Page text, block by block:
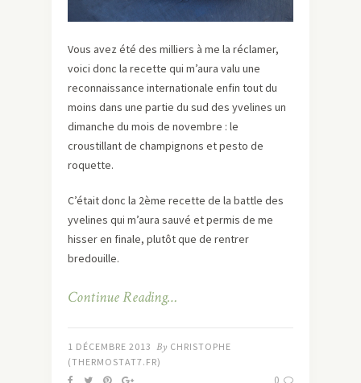
Vous avez été des milliers à me la réclamer,
voici donc la recette qui m’aura valu une
reconnaissance internationale enfin tout du
moins dans une partie du sud des yvelines un
dimanche du mois de novembre : le
croustillant de champignons et pesto de
roquette.
C’était donc la 2ème recette de la battle des
yvelines qui m’aura sauvé et permis de me
hisser en finale, plutôt que de rentrer
bredouille.
Continue Reading…
1 DÉCEMBRE 2013 By CHRISTOPHE
(THERMOSTAT7.FR)
0